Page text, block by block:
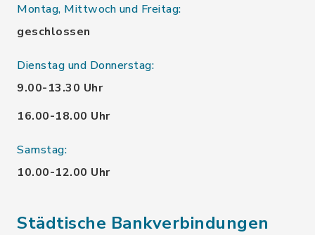
Montag, Mittwoch und Freitag:
geschlossen
Dienstag und Donnerstag:
9.00-13.30 Uhr
16.00-18.00 Uhr
Samstag:
10.00-12.00 Uhr
Städtische Bankverbindungen